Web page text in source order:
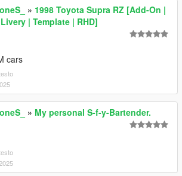
» 1998 Toyota Supra RZ [Add-On |
| Template | RHD]
cars
» My personal S-f-y-Bartender.